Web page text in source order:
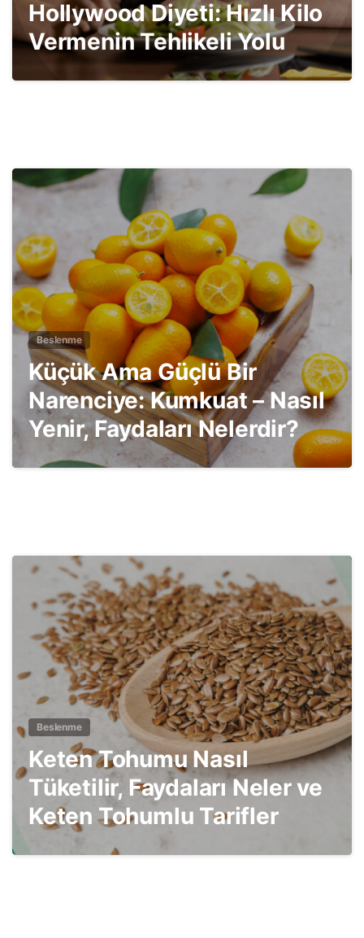
Hollywood Diyeti: Hızlı Kilo
Vermenin Tehlikeli Yolu
Beslenme
Küçük Ama Güçlü Bir
Narenciye: Kumkuat – Nasıl
Yenir, Faydaları Nelerdir?
1
Beslenme
Keten Tohumu Nasıl
Tüketilir, Faydaları Neler ve
Keten Tohumlu Tarifler